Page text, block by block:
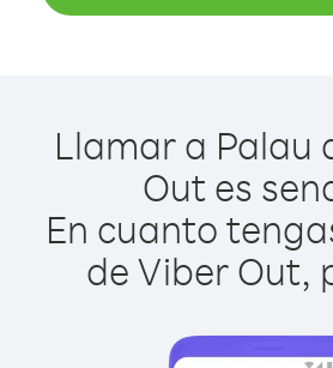
Llamar a Palau
Out es
En cuanto
de Viber Out,